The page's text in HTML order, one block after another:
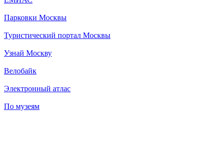
Парковки Москвы
Туристический портал Москвы
Узнай Москву
Велобайк
Электронный атлас
По музеям